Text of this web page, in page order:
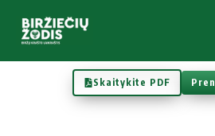
Skaitykite PDF